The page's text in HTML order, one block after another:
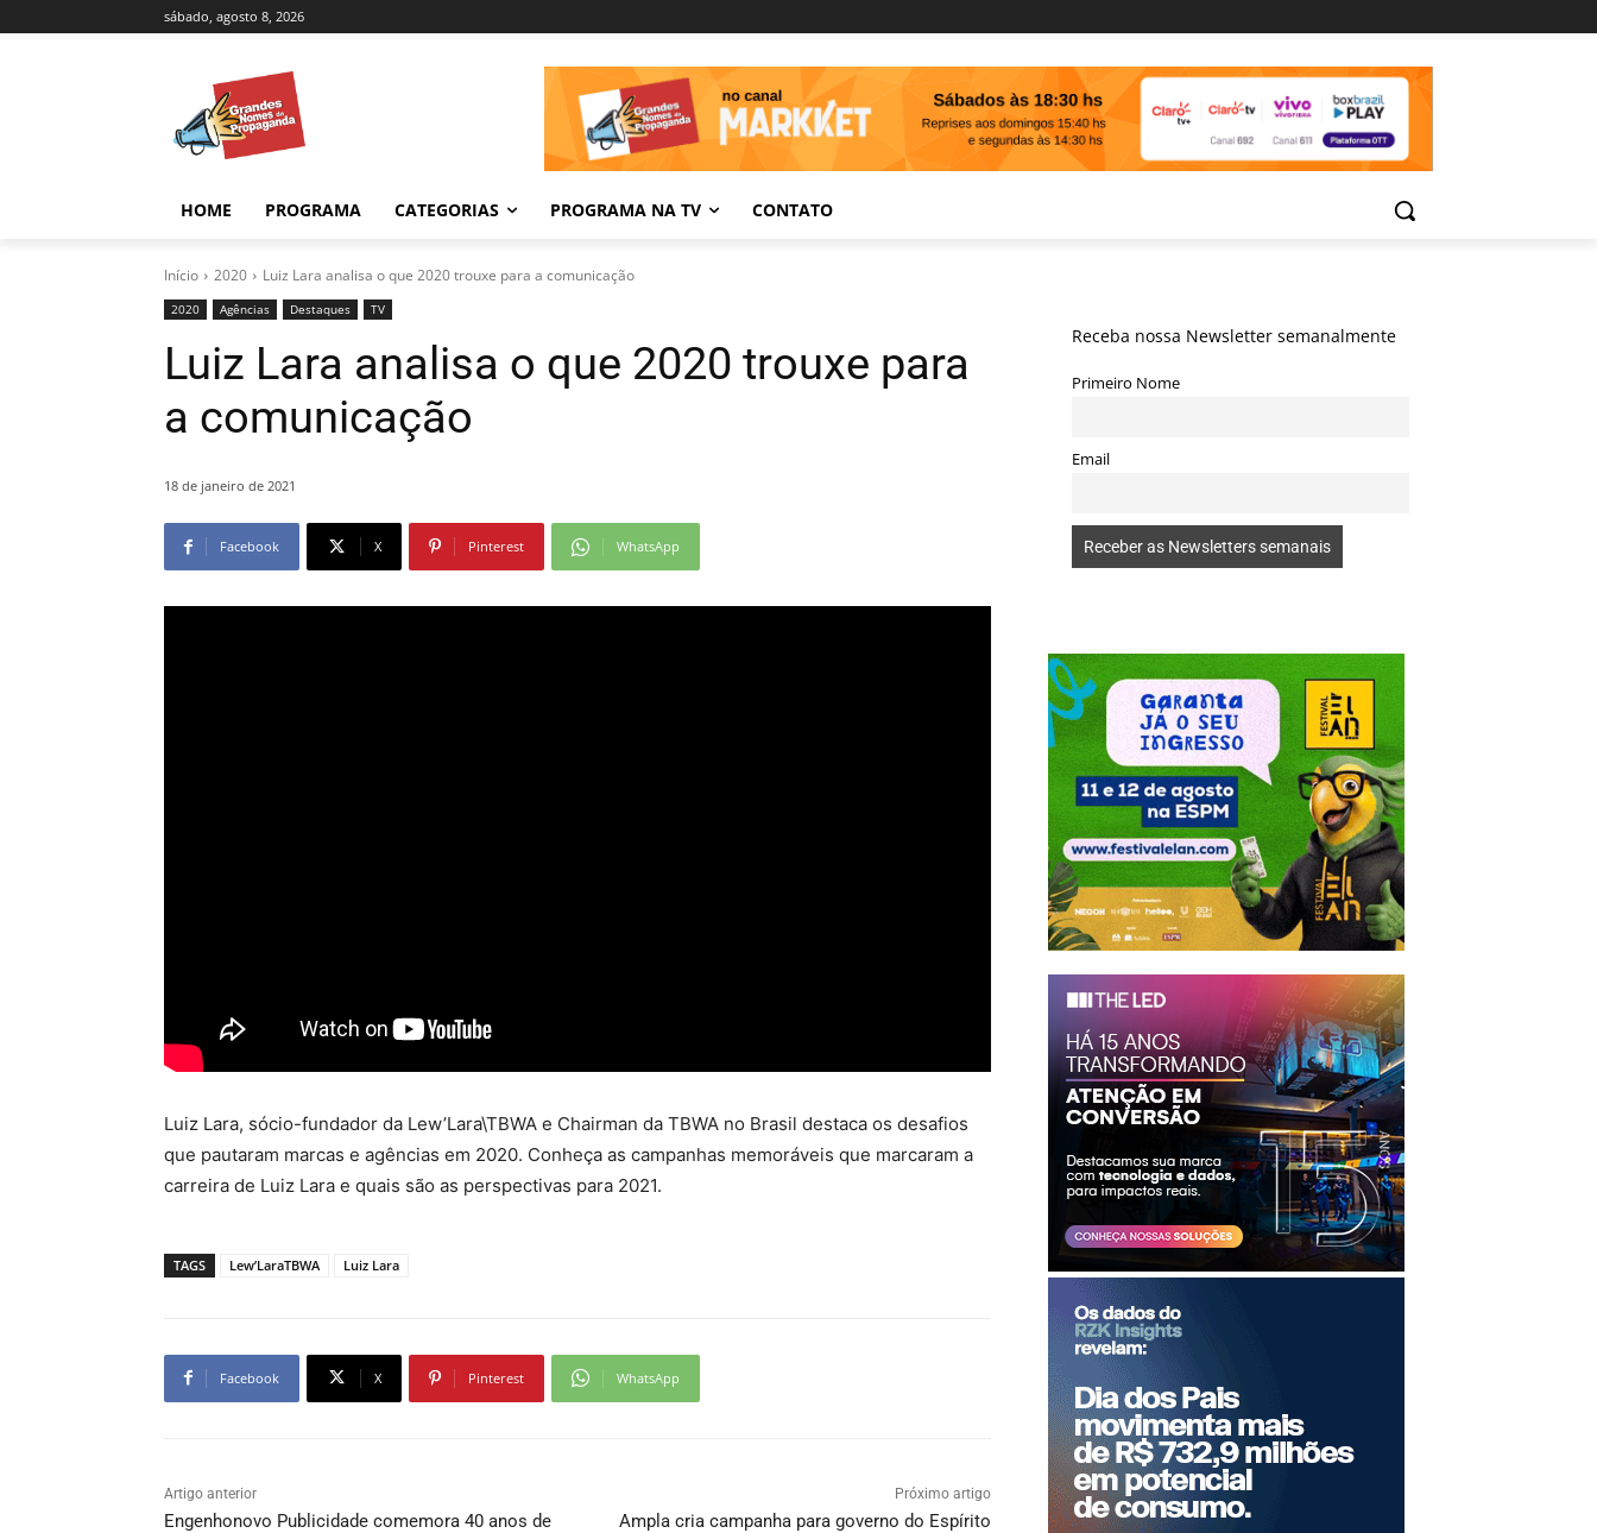
sábado, agosto 8, 2026
HOME PROGRAMA CATEGORIAS PROGRAMA NA TV CONTATO
Início 2020 Luiz Lara analisa o que 2020 trouxe para a comunicação
2020 Agências Destaques TV
Luiz Lara analisa o que 2020 trouxe para
a comunicação
18 de janeiro de 2021
Facebook X Pinterest WhatsApp
Luiz Lara, sócio-fundador da Lew’Lara\TBWA e Chairman da TBWA no Brasil destaca os desafios
que pautaram marcas e agências em 2020. Conheça as campanhas memoráveis que marcaram a
carreira de Luiz Lara e quais são as perspectivas para 2021.
TAGS Lew’LaraTBWA Luiz Lara
Facebook X Pinterest WhatsApp
Artigo anterior
Engenhonovo Publicidade comemora 40 anos de
Próximo artigo
Ampla cria campanha para governo do Espírito
Receba nossa Newsletter semanalmente
Primeiro Nome
Email